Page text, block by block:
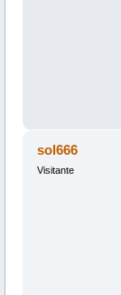
sol666
Visitante